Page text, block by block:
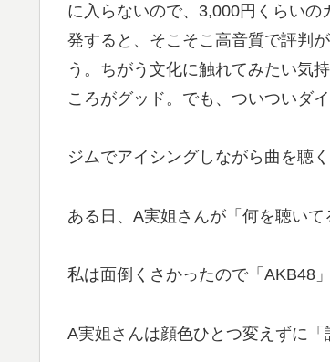
に入らないので、3,000円くらい
発すると、そこそこ高音質で評判
う。ちがう文化に触れてみたい気
ころがグッド。でも、ついついダ
ジムでアイシングしながら曲を聴く
ある日、A実姐さんが「何を聴いて
私は面倒くさかったので「AKB48
A実姐さんは顔色ひとつ変えずに「